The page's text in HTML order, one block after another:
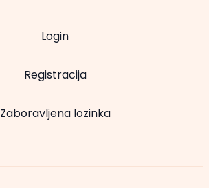
Login
Registracija
Zaboravljena lozinka